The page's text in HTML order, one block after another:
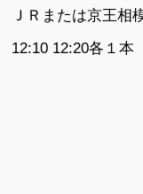
ＪＲまたは京王相
12:10 12:20各１本